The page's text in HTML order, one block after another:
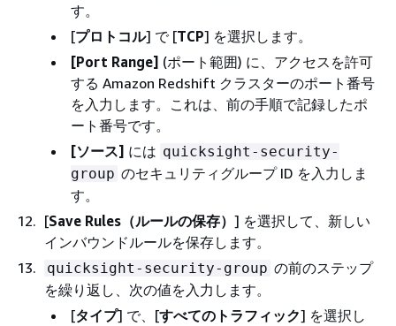
す。
[プロトコル] で [TCP] を選択します。
[Port Range] (ポート範囲) に、アクセスを許可
する Amazon Redshift クラスターのポート番号
を入力します。これは、前の手順で記録したポ
ート番号です。
[ソース] には quicksight-security-
group のセキュリティグループ ID を入力しま
す。
[Save Rules（ルールの保存） ] を選択して、新しい
インバウンドルールを保存します。
quicksight-security-group の前のステップ
を繰り返し、次の値を入力します。
[タイプ] で、[すべてのトラフィック] を選択し